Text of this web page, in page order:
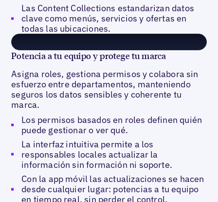
Las Content Collections estandarizan datos
clave como menús, servicios y ofertas en
todas las ubicaciones.
Potencia a tu equipo y protege tu marca
Asigna roles, gestiona permisos y colabora sin
esfuerzo entre departamentos, manteniendo
seguros los datos sensibles y coherente tu
marca.
Los permisos basados en roles definen quién
puede gestionar o ver qué.
La interfaz intuitiva permite a los
responsables locales actualizar la
información sin formación ni soporte.
Con la app móvil las actualizaciones se hacen
desde cualquier lugar: potencias a tu equipo
en tiempo real, sin perder el control.